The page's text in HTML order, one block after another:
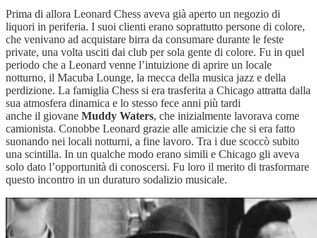
Prima di allora Leonard Chess aveva già aperto un negozio di
liquori in periferia. I suoi clienti erano soprattutto persone di colore,
che venivano ad acquistare birra da consumare durante le feste
private, una volta usciti dai club per sola gente di colore. Fu in quel
periodo che a Leonard venne l’intuizione di aprire un locale
notturno, il Macuba Lounge, la mecca della musica jazz e della
perdizione. La famiglia Chess si era trasferita a Chicago attratta dalla
sua atmosfera dinamica e lo stesso fece anni più tardi
anche il giovane Muddy Waters, che inizialmente lavorava come
camionista. Conobbe Leonard grazie alle amicizie che si era fatto
suonando nei locali notturni, a fine lavoro. Tra i due scoccò subito
una scintilla. In un qualche modo erano simili e Chicago gli aveva
solo dato l’opportunità di conoscersi. Fu loro il merito di trasformare
questo incontro in un duraturo sodalizio musicale.